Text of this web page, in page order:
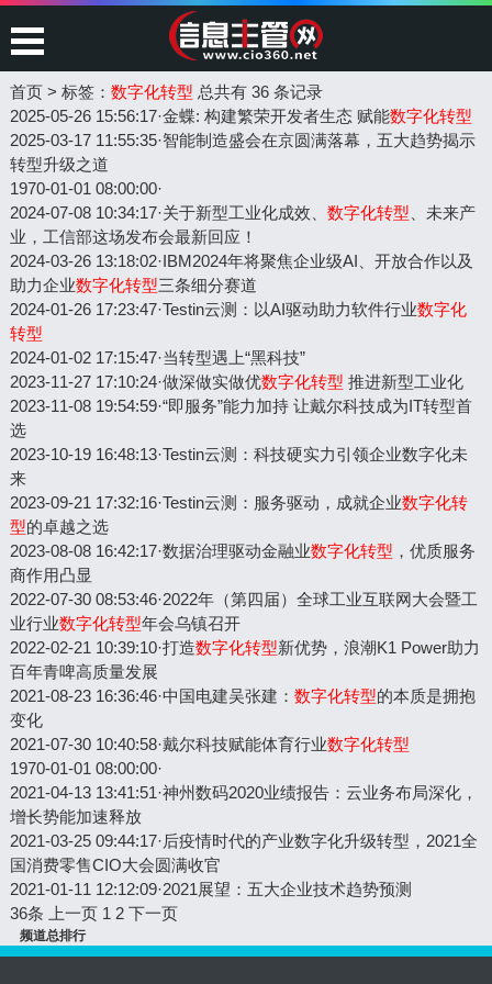
首页> 标签： 数字化转型 总共有 36 条记录
2025-05-26 15:56:17·金蝶: 构建繁荣开发者生态 赋能数字化转型
2025-03-17 11:55:35·智能制造盛会在京圆满落幕，五大趋势揭示
转型升级之道
1970-01-01 08:00:00·
2024-07-08 10:34:17·关于新型工业化成效、 数字化转型 、未来产
业，工信部这场发布会最新回应！
2024-03-26 13:18:02·IBM2024年将聚焦企业级AI、开放合作以及
助力企业数字化转型三条细分赛道
2024-01-26 17:23:47·Testin云测：以AI驱动助力软件行业数字化
转型
2024-01-02 17:15:47·当转型遇上“黑科技”
2023-11-27 17:10:24·做深做实做优数字化转型 推进新型工业化
2023-11-08 19:54:59·“即服务”能力加持 让戴尔科技成为IT转型首
选
2023-10-19 16:48:13·Testin云测：科技硬实力引领企业数字化未
来
2023-09-21 17:32:16·Testin云测：服务驱动，成就企业数字化转
型的卓越之选
2023-08-08 16:42:17·​数据治理驱动金融业数字化转型 ，优质服务
商作用凸显
2022-07-30 08:53:46·2022年（第四届）全球工业互联网大会暨工
业行业数字化转型年会乌镇召开
2022-02-21 10:39:10·打造数字化转型新优势，浪潮K1 Power助力
百年青啤高质量发展
2021-08-23 16:36:46·中国电建吴张建： 数字化转型的本质是拥抱
变化
2021-07-30 10:40:58·戴尔科技赋能体育行业数字化转型
1970-01-01 08:00:00·
2021-04-13 13:41:51·神州数码2020业绩报告：云业务布局深化，
增长势能加速释放
2021-03-25 09:44:17·后疫情时代的产业数字化升级转型，2021全
国消费零售CIO大会圆满收官
2021-01-11 12:12:09·2021展望：五大企业技术趋势预测
36条
上一页 1 2 下一页
频道总排行